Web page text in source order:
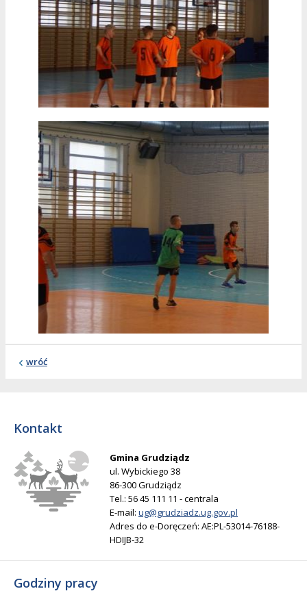
wróć
Kontakt
Gmina Grudziądz
ul. Wybickiego 38
86-300 Grudziądz
Tel.: 56 45 111 11 - centrala
E-mail: ug@grudziadz.ug.gov.pl
Adres do e-Doręczeń: AE:PL-53014-76188-
HDIJB-32
Godziny pracy